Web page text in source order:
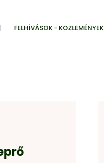
FELHÍVÁSOK - KÖZLEMÉNYEK